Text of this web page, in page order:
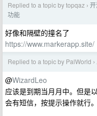
Replied to a topic by topqaz ›
功能
好像和隔壁的撞名了
https://www.markerapp.site/
Replied to a topic by PalWorld ›
@WizardLeo
应该是到期当月月中。但是
会有短信，按提示操作就行